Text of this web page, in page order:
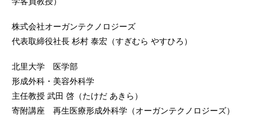
株式会社オーガンテクノロジーズ
代表取締役社長 杉村 泰宏（すぎむら やすひろ）
北里大学 医学部
形成外科・美容外科学
主任教授 武田 啓（たけだ あきら）
寄附講座 再生医療形成外科学（オーガンテクノロジーズ）